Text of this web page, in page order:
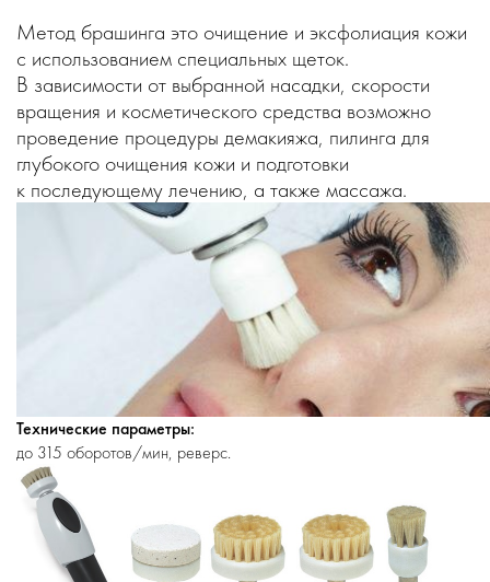
Метод брашинга это очищение и эксфолиация кожи
с использованием специальных щеток.
В зависимости от выбранной насадки, скорости
вращения и косметического средства возможно
проведение процедуры демакияжа, пилинга для
глубокого очищения кожи и подготовки
к последующему лечению, а также массажа.
Технические параметры:
до 315 оборотов/мин, реверс.